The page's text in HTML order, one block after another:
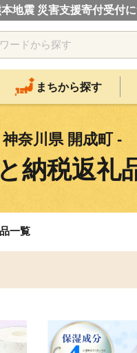
地震 災害支援寄付受付
まちから探す
神奈川県 開成町 -
納税返礼
一覧